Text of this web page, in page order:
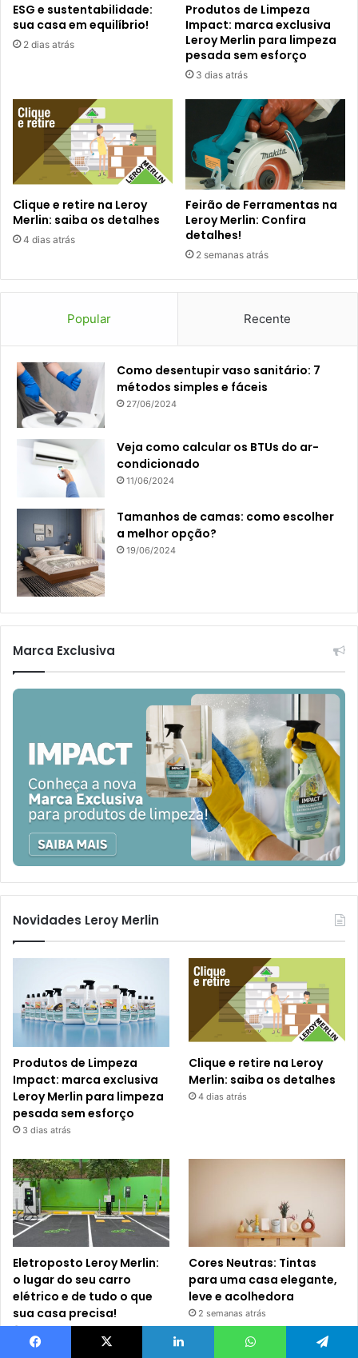
ESG e sustentabilidade:
sua casa em equilíbrio!
2 dias atrás
Produtos de Limpeza
Impact: marca exclusiva
Leroy Merlin para limpeza
pesada sem esforço
3 dias atrás
Clique e retire na Leroy
Merlin: saiba os detalhes
4 dias atrás
Feirão de Ferramentas na
Leroy Merlin: Confira
detalhes!
2 semanas atrás
Popular Recente
Como desentupir vaso sanitário: 7
métodos simples e fáceis
27/06/2024
Veja como calcular os BTUs do ar-
condicionado
11/06/2024
Tamanhos de camas: como escolher
a melhor opção?
19/06/2024
Marca Exclusiva
Novidades Leroy Merlin
Produtos de Limpeza
Impact: marca exclusiva
Leroy Merlin para limpeza
pesada sem esforço
3 dias atrás
Clique e retire na Leroy
Merlin: saiba os detalhes
4 dias atrás
Eletroposto Leroy Merlin:
o lugar do seu carro
elétrico e de tudo o que
sua casa precisa!
1 semana atrás
Cores Neutras: Tintas
para uma casa elegante,
leve e acolhedora
2 semanas atrás